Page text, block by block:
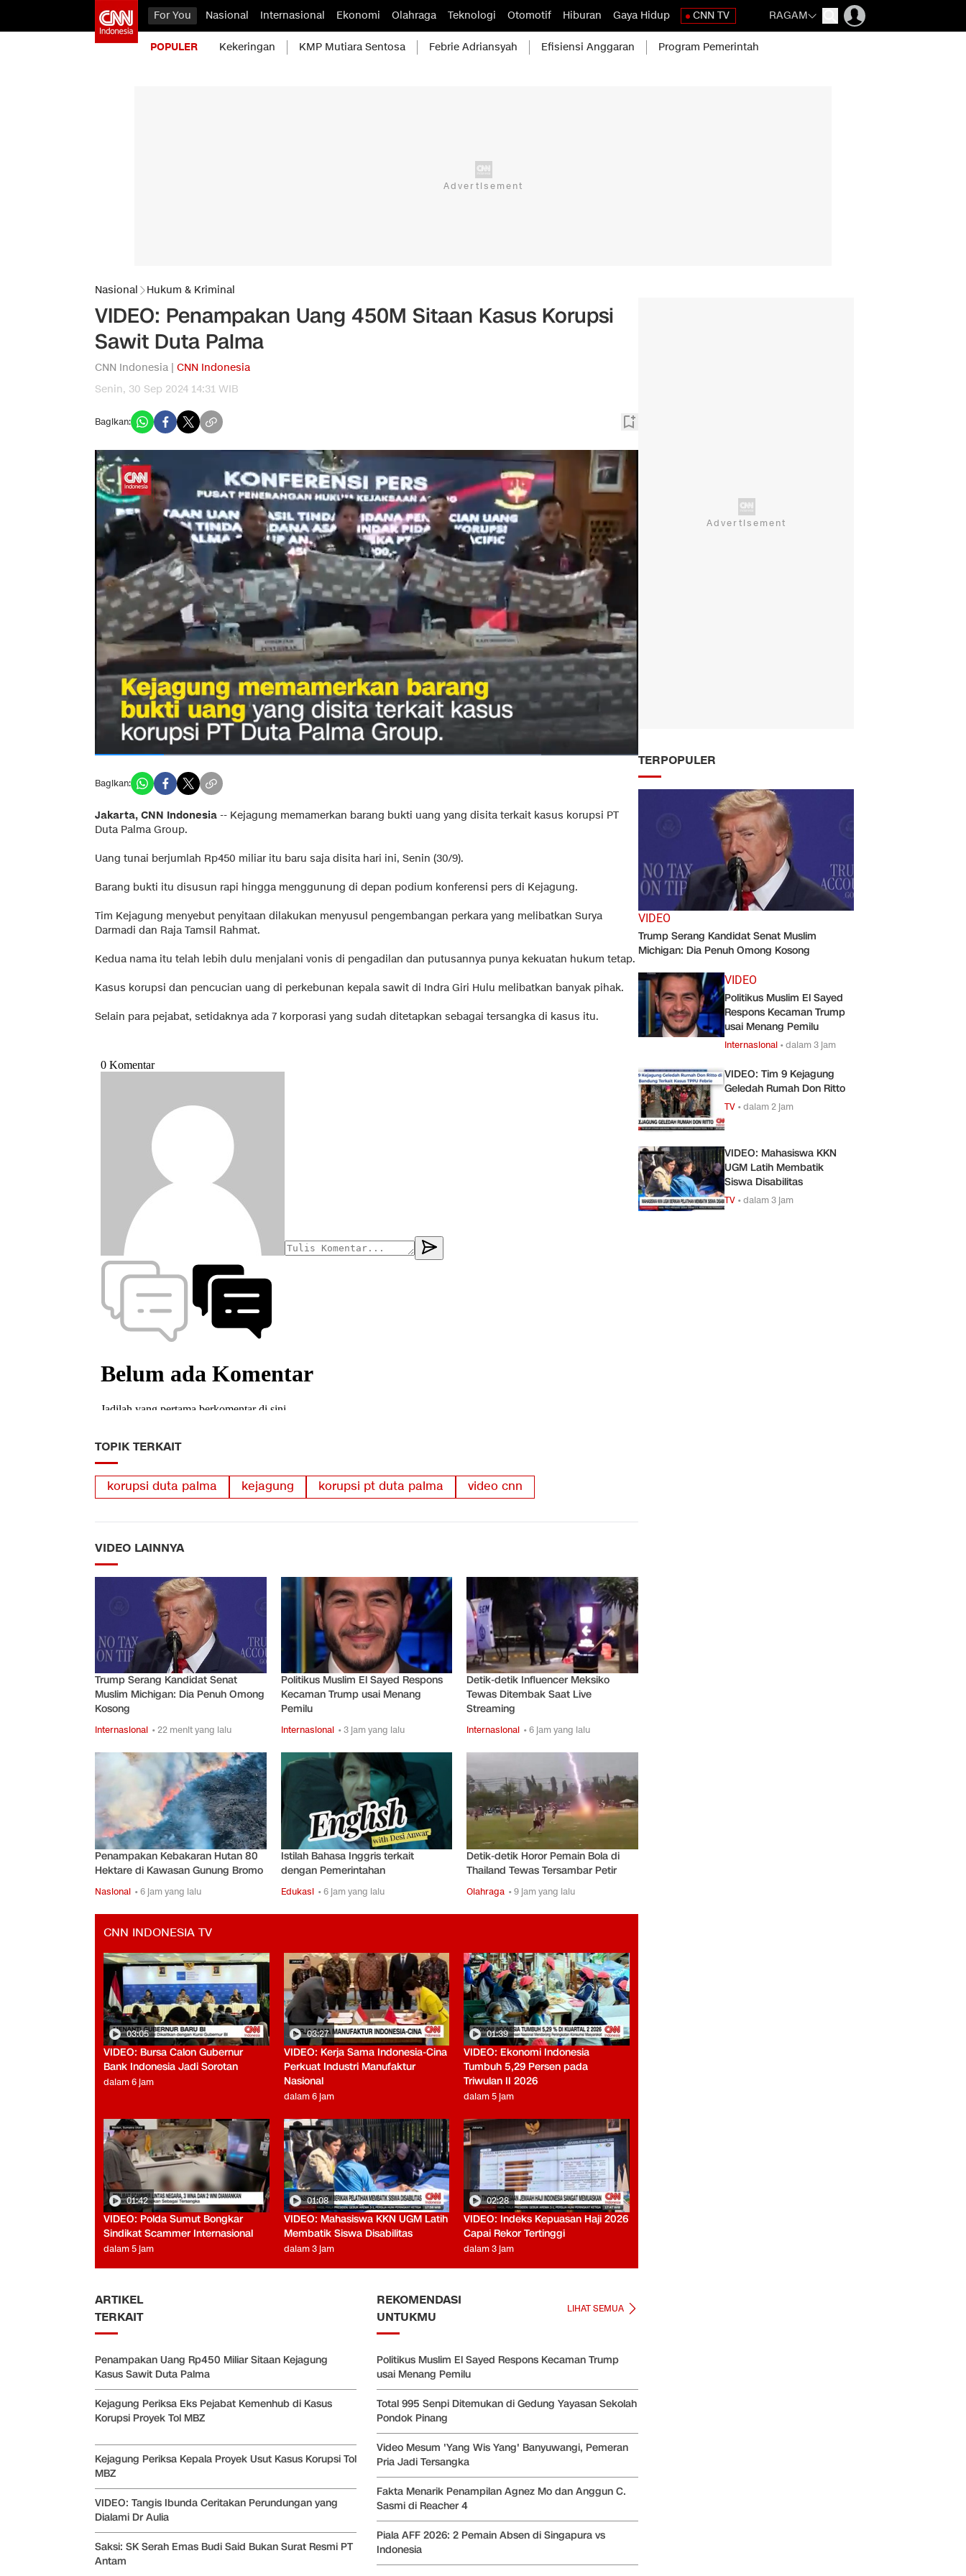
For You Nasional Internasional Ekonomi Olahraga Teknologi Otomotif Hiburan Gaya Hidup CNN TV RAGAM
POPULER Kekeringan KMP Mutiara Sentosa Febrie Adriansyah Efisiensi Anggaran Program Pemerintah
Nasional Hukum & Kriminal
VIDEO: Penampakan Uang 450M Sitaan Kasus Korupsi
Sawit Duta Palma
CNN Indonesia | CNN Indonesia
Senin, 30 Sep 2024 14:31 WIB
Bagikan:
Bagikan:
Jakarta, CNN Indonesia -- Kejagung memamerkan barang bukti uang yang disita terkait kasus korupsi PT
Duta Palma Group.
Uang tunai berjumlah Rp450 miliar itu baru saja disita hari ini, Senin (30/9).
Barang bukti itu disusun rapi hingga menggunung di depan podium konferensi pers di Kejagung.
Tim Kejagung menyebut penyitaan dilakukan menyusul pengembangan perkara yang melibatkan Surya
Darmadi dan Raja Tamsil Rahmat.
Kedua nama itu telah lebih dulu menjalani vonis di pengadilan dan putusannya punya kekuatan hukum tetap.
Kasus korupsi dan pencucian uang di perkebunan kepala sawit di Indra Giri Hulu melibatkan banyak pihak.
Selain para pejabat, setidaknya ada 7 korporasi yang sudah ditetapkan sebagai tersangka di kasus itu.
TOPIK TERKAIT
korupsi duta palma kejagung korupsi pt duta palma video cnn
VIDEO LAINNYA
Trump Serang Kandidat Senat
Muslim Michigan: Dia Penuh Omong
Kosong
Internasional • 22 menit yang lalu
Politikus Muslim El Sayed Respons
Kecaman Trump usai Menang
Pemilu
Internasional • 3 jam yang lalu
Detik-detik Influencer Meksiko
Tewas Ditembak Saat Live
Streaming
Internasional • 6 jam yang lalu
Penampakan Kebakaran Hutan 80
Hektare di Kawasan Gunung Bromo
Nasional • 6 jam yang lalu
Istilah Bahasa Inggris terkait
dengan Pemerintahan
Edukasi • 6 jam yang lalu
Detik-detik Horor Pemain Bola di
Thailand Tewas Tersambar Petir
Olahraga • 9 jam yang lalu
CNN INDONESIA TV
03:05
VIDEO: Bursa Calon Gubernur
Bank Indonesia Jadi Sorotan
dalam 6 jam
03:27
VIDEO: Kerja Sama Indonesia-Cina
Perkuat Industri Manufaktur
Nasional
dalam 6 jam
01:39
VIDEO: Ekonomi Indonesia
Tumbuh 5,29 Persen pada
Triwulan II 2026
dalam 5 jam
01:42
VIDEO: Polda Sumut Bongkar
Sindikat Scammer Internasional
dalam 5 jam
01:08
VIDEO: Mahasiswa KKN UGM Latih
Membatik Siswa Disabilitas
dalam 3 jam
02:28
VIDEO: Indeks Kepuasan Haji 2026
Capai Rekor Tertinggi
dalam 3 jam
ARTIKEL
TERKAIT
Penampakan Uang Rp450 Miliar Sitaan Kejagung
Kasus Sawit Duta Palma
Kejagung Periksa Eks Pejabat Kemenhub di Kasus
Korupsi Proyek Tol MBZ
Kejagung Periksa Kepala Proyek Usut Kasus Korupsi Tol
MBZ
VIDEO: Tangis Ibunda Ceritakan Perundungan yang
Dialami Dr Aulia
Saksi: SK Serah Emas Budi Said Bukan Surat Resmi PT
Antam
REKOMENDASI
UNTUKMU
LIHAT SEMUA
Politikus Muslim El Sayed Respons Kecaman Trump
usai Menang Pemilu
Total 995 Senpi Ditemukan di Gedung Yayasan Sekolah
Pondok Pinang
Video Mesum 'Yang Wis Yang' Banyuwangi, Pemeran
Pria Jadi Tersangka
Fakta Menarik Penampilan Agnez Mo dan Anggun C.
Sasmi di Reacher 4
Piala AFF 2026: 2 Pemain Absen di Singapura vs
Indonesia
TERPOPULER
VIDEO
Trump Serang Kandidat Senat Muslim
Michigan: Dia Penuh Omong Kosong
VIDEO
Politikus Muslim El Sayed
Respons Kecaman Trump
usai Menang Pemilu
Internasional •dalam 3 jam
VIDEO: Tim 9 Kejagung
Geledah Rumah Don Ritto
TV •dalam 2 jam
VIDEO: Mahasiswa KKN
UGM Latih Membatik
Siswa Disabilitas
TV •dalam 3 jam